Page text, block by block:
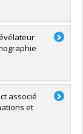
associé
et